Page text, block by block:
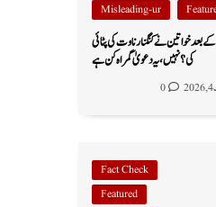
Misleading-ur
خواتین نے کنگنا رناوت کی پٹائی
کی؟ نہیں، یہ دعویٰ گمراہ کن ہے
0
Fact Check
Featured